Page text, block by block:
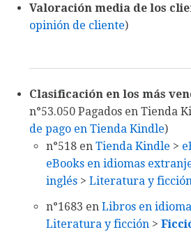
Valoración media de los
opinión de cliente)
Clasificación en los más
n°53.050 Pagados en Tienda
de pago en Tienda Kindle)
n°518 en Tienda Kindle >
eBooks en idiomas
inglés > Literatura y
n°1683 en Libros en
Literatura y ficción >